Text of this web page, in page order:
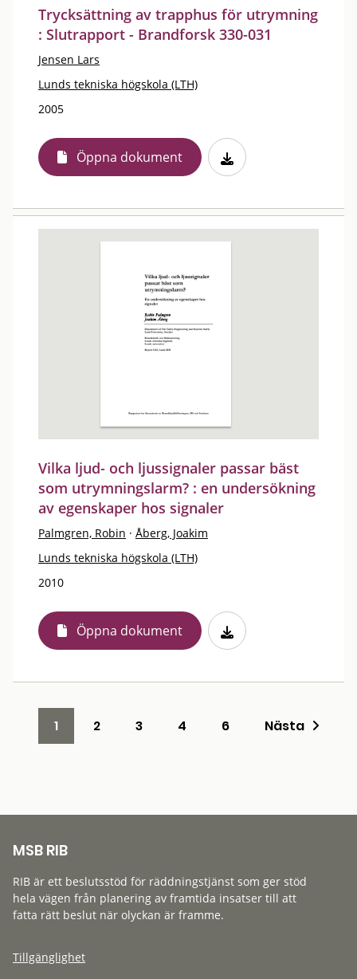
Trycksättning av trapphus för utrymning
: Slutrapport - Brandforsk 330-031
Jensen Lars
Lunds tekniska högskola (LTH)
2005
Öppna dokument
Vilka ljud- och ljussignaler passar bäst
som utrymningslarm? : en undersökning
av egenskaper hos signaler
Palmgren, Robin · Åberg, Joakim
Lunds tekniska högskola (LTH)
2010
Öppna dokument
1 2 3 4 6 Nästa
MSB RIB
RIB är ett beslutsstöd för räddningstjänst som ger stöd
hela vägen från planering av framtida insatser till att
fatta rätt beslut när olyckan är framme.
Tillgänglighet